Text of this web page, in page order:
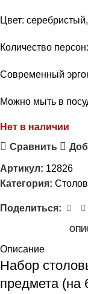
Цвет:
Количество
Современный
Можно мыть в
Нет в наличии
Сравнить
Артикул: 12826
Категория:
Поделиться:
Описание
Набор
предмета (на